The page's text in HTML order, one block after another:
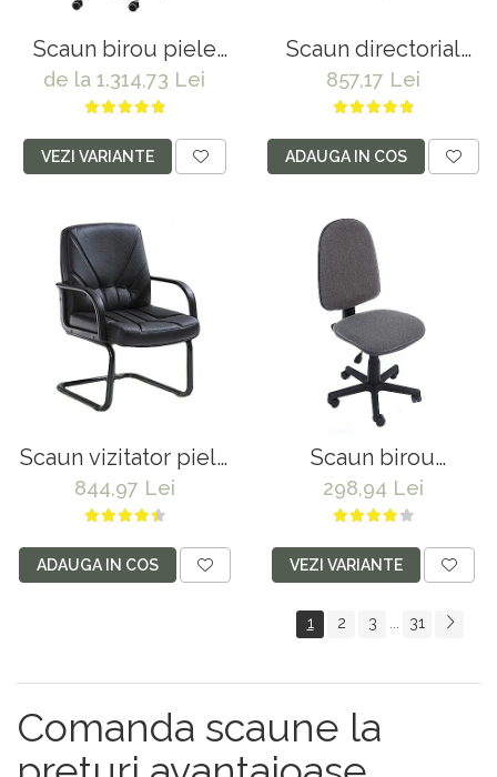
Scaun birou piele
naturala 5600
de la 1.314,73 Lei
VEZI VARIANTE
Scaun directorial
piele naturala 5500
negru
857,17 Lei
ADAUGA IN COS
Scaun vizitator piele
naturala 5550 S negru
844,97 Lei
ADAUGA IN COS
Scaun birou
ergonomic Golf
298,94 Lei
VEZI VARIANTE
1 2 3 ... 31
Comanda scaune la